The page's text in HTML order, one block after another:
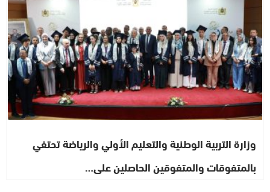
وزارة التربية الوطنية والتعليم الأولي والرياضة تحتفي
بالمتفوقات والمتفوقين الحاصلين على…